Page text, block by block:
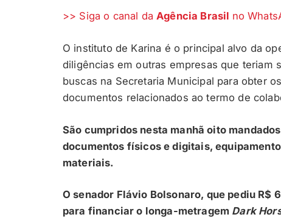
>> Siga o canal daAgência Brasil no
O instituto de Karina é o principal alvo da
diligências em outras empresas que teriam
buscas na Secretaria Municipal para obter
documentos relacionados ao termo de
São cumpridos nesta manhã oito
documentos físicos e digitais,
materiais.
O senador Flávio Bolsonaro, que pediu R$
para financiar o longa-metragem Dark